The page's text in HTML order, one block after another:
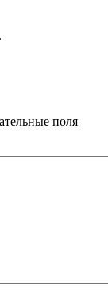
поля